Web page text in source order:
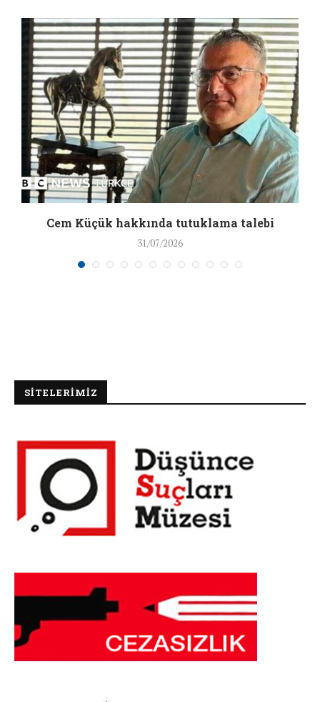
Cem Küçük hakkında tutuklama talebi
31/07/2026
SİTELERİMİZ